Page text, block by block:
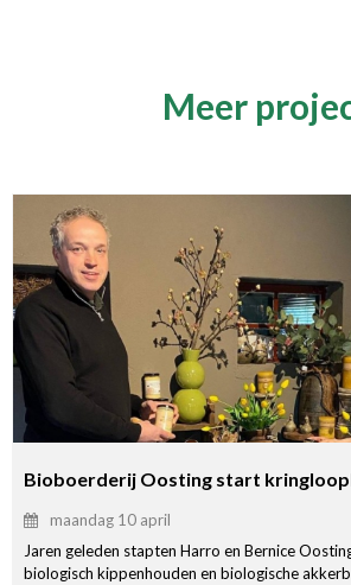
Meer
Bioboerderij Oosting start
maandag 10 april
Jaren geleden stapten Harro en Bernice
biologisch kippenhouden en biologische